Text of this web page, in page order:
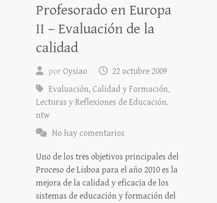
Profesorado en Europa
II – Evaluación de la
calidad
porOysiao
22 octubre 2009
Evaluación, Calidad y Formación,
Lecturas y Reflexiones de Educación,
ntw
No hay comentarios
Uno de los tres objetivos principales del
Proceso de Lisboa para el año 2010 es la
mejora de la calidad y eficacia de los
sistemas de educación y formación del